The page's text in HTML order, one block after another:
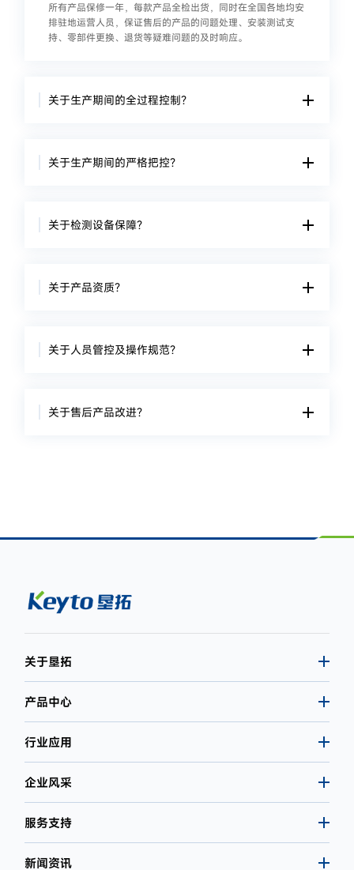
所有产品保修一年，每款产品全检出货，同时在全国各地均安
排驻地运营人员，保证售后的产品的问题处理、安装测试支
持、零部件更换、退货等疑难问题的及时响应。
关于生产期间的全过程控制？
关于生产期间的严格把控？
关于检测设备保障？
关于产品资质？
关于人员管控及操作规范？
关于售后产品改进？
关于垦拓
产品中心
行业应用
企业风采
服务支持
新闻资讯